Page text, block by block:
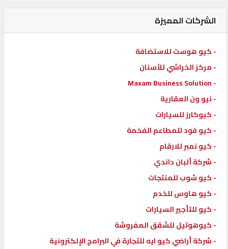
كيو
ماركت
الدليل
القطري
POWERED
QHOST
الشركات المميزة
- كيو هوست للاستضافة
- مركز الخراشي للأسنان
- Maxam Business Solution
- نيو ون العقارية
- كيوكارز للسيارات
- كيو فود للمطاعم الفخمة
- كيو نمبر للارقام
- شركة ألبان داندي
- كيو شوب للمنتجات
- كيو هاوس للخدم
- كيو للتأجير السيارات
- كيوهوتيل للشقق المفروشة
- شركة أراضي كيو ايه للتجارة في البرامج الإلكترونية